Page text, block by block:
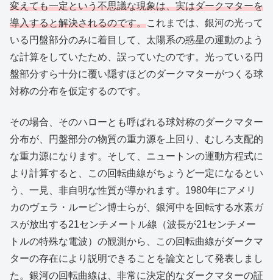
変えても一定という不思議な現象は、実はダークマターを
導入すると解決されるのです。これまでは、銀河の光って
いる円盤部分のみに着目して、太陽系の惑星の運動のよう
な計算をしていたため、誤っていたのです。光っている円
盤部分すら十分に覆い隠すほどのダークマターがつくる球
対称の分布を仮定するのです。
その場合、そのハローとも呼ばれる球対称のダークマター
分布が、円盤部分の物質の重力源を上回り、むしろ支配的
な重力源になります。そして、ニュートンの運動方程式に
より計算すると、この回転曲線がちょうど一定になるとい
う、一見、非自明な性質が導かれます。1980年にアメリ
カのヴェラ・ルービン博士らが、銀河中を回転する水素ガ
スが放出する21センチメートル線（波長が21センチメー
トルの特殊な電波）の観測から、この回転曲線がダークマ
ターの存在により説明できることを論文として発表しまし
た。銀河の回転曲線は、非常に決定的なダークマターの証